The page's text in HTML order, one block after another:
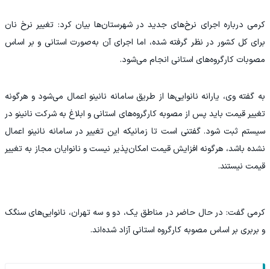
کرمی درباره اجرای نرخ‌های جدید در شهرستان‌ها بیان کرد: تغییر نرخ نان
برای کل کشور در نظر گرفته شده، اما اجرای آن به‌صورت استانی و بر اساس
مصوبات کارگروه‌های استانی انجام می‌شود.
به گفته وی، یارانه نانوایی‌ها از طریق سامانه نانینو اعمال می‌شود و هرگونه
تغییر قیمت باید پس از مصوبه کارگروه‌های استانی و ابلاغ به شرکت نانینو در
سیستم ثبت شود. گفتنی است تا زمانیکه این تغییر در سامانه نانینو اعمال
نشده باشد، هرگونه افزایش قیمت امکان‌پذیر نیست و نانوایان مجاز به تغییر
قیمت نیستند.
کرمی گفت: در حال حاضر در مناطق یک، دو و سه تهران، نانوایی‌های سنگک
و بربری بر اساس مصوبه کارگروه استانی آزاد شده‌اند.